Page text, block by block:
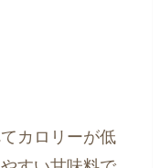
カロリーが低